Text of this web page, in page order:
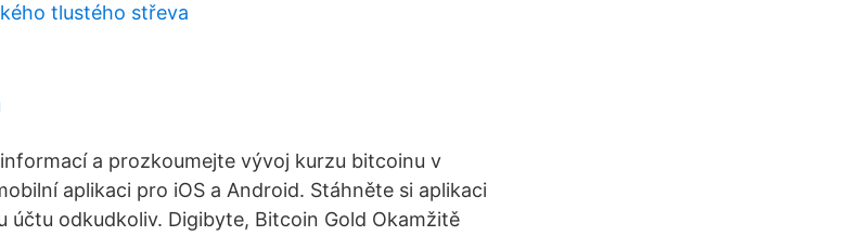
tlustého střeva
a prozkoumejte vývoj kurzu bitcoinu v
aplikaci pro iOS a Android. Stáhněte si aplikaci
účtu odkudkoliv. Digibyte, Bitcoin Gold Okamžitě